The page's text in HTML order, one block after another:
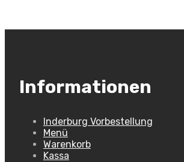
Informationen
Inderburg Vorbestellung
Menü
Warenkorb
Kassa